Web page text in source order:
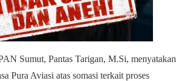
Sumut, Pantas Tarigan, M.Si, menyatakan
Pura Aviasi atas somasi terkait proses